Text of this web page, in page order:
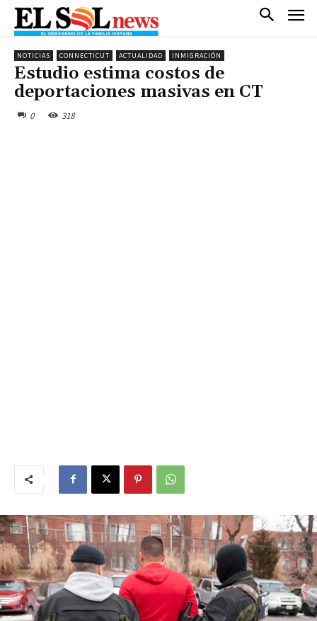
NOTICIAS CONNECTICUT ACTUALIDAD INMIGRACIÓN
Estudio estima costos de
deportaciones masivas en CT
0 318